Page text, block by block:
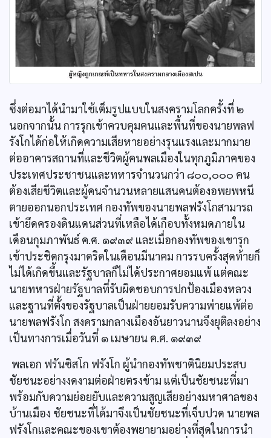
ซึ่งต่อมาได้นำมาใช้เต็มรูปแบบในสงครามโลกครั้งที่ ๒
นอกจากนั้น การรุกเข้าควบคุมคนและพื้นที่ของนายพลฟ
รังโกได้ก่อให้เกิดความเสียหายอย่างรุนแรงและมากมาย
ต่ออาคารสถานที่และชีวิตผู้คนพลเมืองในทุกภูมิภาคของ
ประเทศประชาชนและทหารจำนวนกว่า ๘๐๐,๐๐๐ คน
ต้องเสียชีวิตและผู้คนจำนวนหลายแสนคนต้องอพยพหนี
ตายออกนอกประเทศ กองทัพของนายพลฟรังโกสามารถ
เข้ายึดครองดินแดนส่วนที่เหลือได้เกือบทั้งหมดภายใน
เดือนกุมภาพันธ์ ค.ศ. ๑๙๓๙ และเมื่อกองทัพของเขารุก
เข้าประชิดกรุงมาดริดในเดือนมีนาคม การรบครั้งสุดท้ายก็
ไม่ได้เกิดขึ้นและรัฐบาลก็ไม่ได้ประกาศยอมแพ้ แต่คณะ
นายทหารฝ่ายรัฐบาลที่รับผิดชอบการปกป้องเมืองหลวง
และฐานที่ตั้งของรัฐบาลเป็นฝ่ายยอมรับความพ่ายแพ้ต่อ
นายพลฟรังโก สงครามกลางเมืองอันยาวนานจึงยุติลงอย่าง
เป็นทางการเมื่อวันที่ ๑ เมษายน ค.ศ. ๑๙๓๙
พลเอก ฟรันซิสโก ฟรังโก ผู้นำกองทัพชาตินิยมประสบ
ชัยชนะอย่างงดงามต่อฝ่ายตรงข้าม แต่เป็นชัยชนะที่มา
พร้อมกับความย่อยยับและความสูญเสียอย่างมหาศาลของ
บ้านเมือง ชัยชนะที่ได้มาจึงเป็นชัยชนะที่เจ็บปวด นายพล
ฟรังโกและคณะของเขาต้องพยายามอย่างที่สุดในการนำ